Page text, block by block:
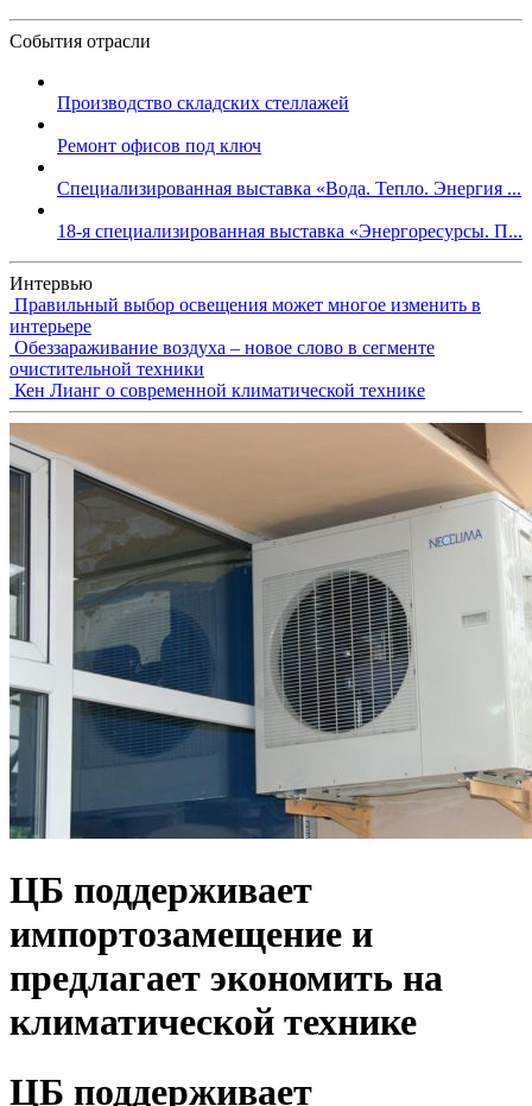
События отрасли
Производство складских стеллажей
Ремонт офисов под ключ
Специализированная выставка «Вода. Тепло. Энергия ...
18-я специализированная выставка «Энергоресурсы. П...
Интервью
Правильный выбор освещения может многое изменить в
интерьере
Обеззараживание воздуха – новое слово в сегменте
очистительной техники
Кен Лианг о современной климатической технике
ЦБ поддерживает
импортозамещение и
предлагает экономить на
климатической технике
ЦБ поддерживает